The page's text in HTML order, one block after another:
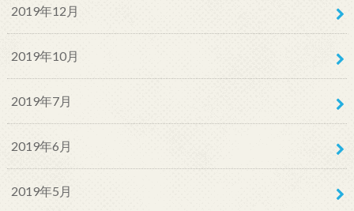
2019年12月
2019年10月
2019年7月
2019年6月
2019年5月